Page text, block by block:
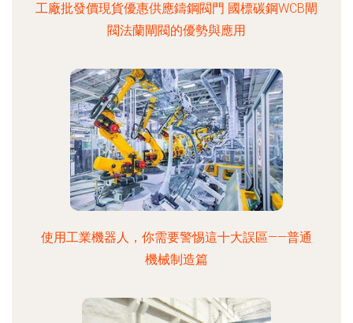
工廠批發價現貨優惠供應鑄鋼閥門 國標碳鋼WCB閘
閥法蘭閘閥的優勢與應用
使用工業機器人，你需要警惕這十大誤區——普通
機械制造篇